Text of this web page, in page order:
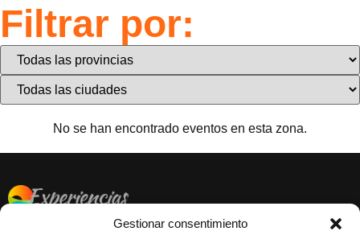
Gestionar consentimiento
Filtrar por:
No se han encontrado eventos en esta zona.